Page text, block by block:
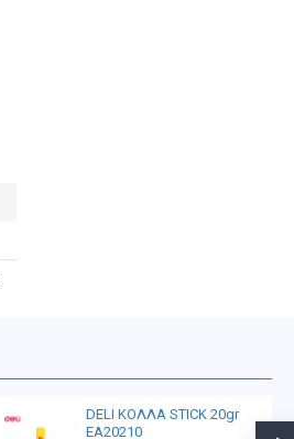
DELI ΚΟΛΛΑ STICK 20gr
EA20210